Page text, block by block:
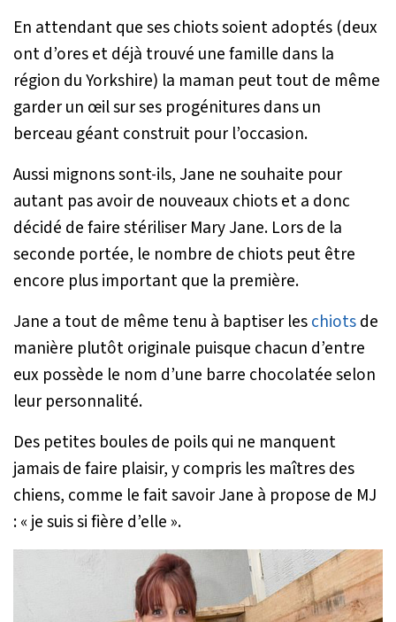
En attendant que ses chiots soient adoptés (deux
ont d’ores et déjà trouvé une famille dans la
région du Yorkshire) la maman peut tout de même
garder un œil sur ses progénitures dans un
berceau géant construit pour l’occasion.
Aussi mignons sont-ils, Jane ne souhaite pour
autant pas avoir de nouveaux chiots et a donc
décidé de faire stériliser Mary Jane. Lors de la
seconde portée, le nombre de chiots peut être
encore plus important que la première.
Jane a tout de même tenu à baptiser leschiotsde
manière plutôt originale puisque chacun d’entre
eux possède le nom d’une barre chocolatée selon
leur personnalité.
Des petites boules de poils qui ne manquent
jamais de faire plaisir, y compris les maîtres des
chiens, comme le fait savoir Jane à propose de MJ
: « je suis si fière d’elle ».